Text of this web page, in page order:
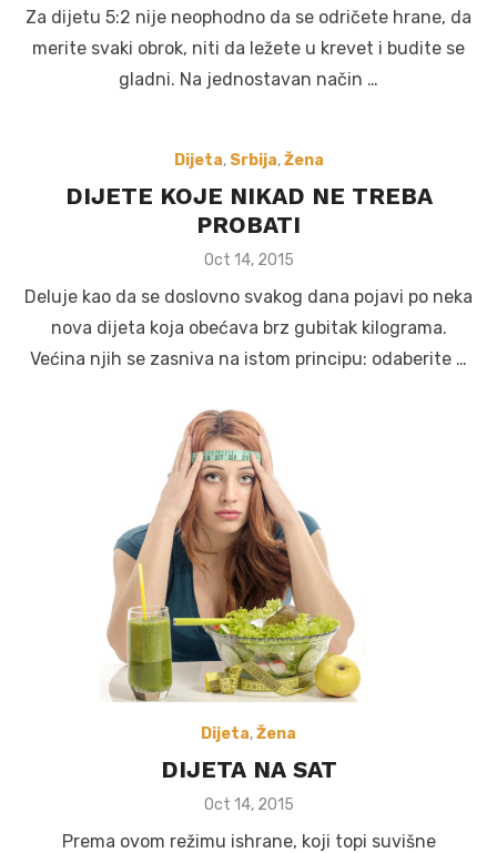
Za dijetu 5:2 nije neophodno da se odričete hrane, da
merite svaki obrok, niti da ležete u krevet i budite se
gladni. Na jednostavan način …
Dijeta, Srbija,Žena
DIJETE KOJE NIKAD NE TREBA
PROBATI
Posted
Oct 14, 2015
Deluje kao da se doslovno svakog dana pojavi po neka
nova dijeta koja obećava brz gubitak kilograma.
Većina njih se zasniva na istom principu: odaberite …
Dijeta,Žena
DIJETA NA SAT
Posted
Oct 14, 2015
Prema ovom režimu ishrane, koji topi suvišne